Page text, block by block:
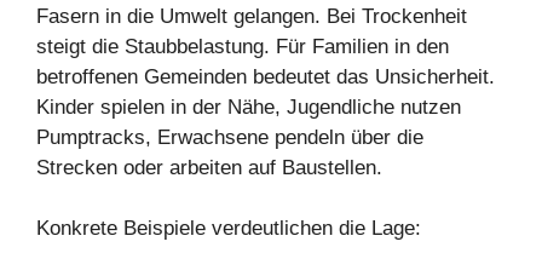
Fasern in die Umwelt gelangen. Bei Trockenheit
steigt die Staubbelastung. Für Familien in den
betroffenen Gemeinden bedeutet das Unsicherheit.
Kinder spielen in der Nähe, Jugendliche nutzen
Pumptracks, Erwachsene pendeln über die
Strecken oder arbeiten auf Baustellen.
Konkrete Beispiele verdeutlichen die Lage: